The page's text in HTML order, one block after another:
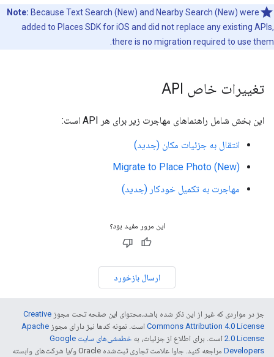
Note: Because Text Search (New) and Nearby Search (New) were
added to Places SDK for iOS and did not replace any existing APIs,
there is no migration required to use them.
تغییرات خاص API
این بخش شامل راهنماهای مهاجرت زیر برای هر API است:
انتقال به جزئیات مکان (جدید)
Migrate to Place Photo (New)
مهاجرت به تکمیل خودکار (جدید)
این مرور مفید بود؟
ارسال بازخورد
جز در مواردی که غیر از این ذکر شده باشد،‌محتوای این صفحه تحت مجوز Creative
Commons Attribution 4.0 License است. نمونه کدها نیز دارای مجوز Apache
2.0 License است. برای اطلاع از جزئیات، به
خطمشی‌های سایت Google
Developers‏
مراجعه کنید. جاوا علامت تجاری ثبت‌شده Oracle و/یا شرکت‌های وابسته